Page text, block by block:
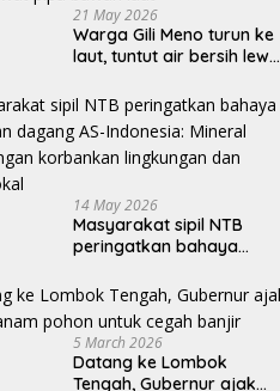
21 May 2026
Warga Gili Meno turun ke
laut, tuntut air bersih lewat
14 May 2026
Masyarakat sipil NTB
peringatkan bahaya
Indonesia: Mineral kritis,
jangan korbankan
lingkungan dan warga
lokal
5 March 2026
Datang ke Lombok
Tengah, Gubernur ajak